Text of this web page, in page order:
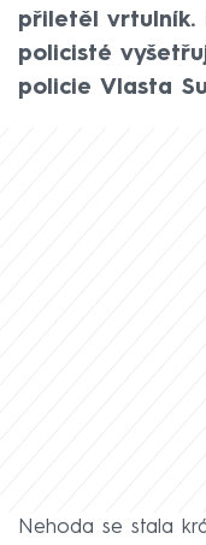
přiletěl vrtulník.
policisté
policie Vlasta
Nehoda se stala